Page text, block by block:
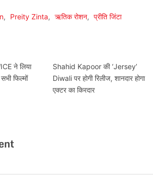
, Preity Zinta, ऋतिक रोशन, प्रीति जिंटा
ने लिया
फिल्मों
Shahid Kapoor की ‘Jersey’
Diwali पर होगी रिलीज, शानदार होगा
एक्टर का किरदार